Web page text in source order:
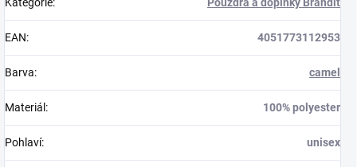
EAN: 4051773112953
Barva: camel
Materiál : 100% polyester
Pohlaví: unisex